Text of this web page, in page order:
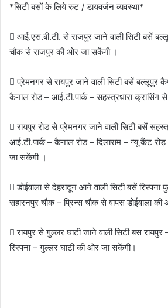
*सिटी बसों के लिये रुट / डायवर्जन व्यवस्था*
 आई.एस.बी.टी. से राजपुर जाने वाली सिटी बसें
चौक से राजपुर की ओर जा सकेंगी ।
 प्रेमनगर से रायपुर जाने वाली सिटी बसें बल्लूपुर
कैनाल रोड – आई.टी.पार्क – सहस्त्रधारा क्रासिंग
 रायपुर रोड से प्रेमनगर जाने वाली सिटी बसें
आई.टी.पार्क – कैनाल रोड – दिलाराम – न्यू कैंट
जा सकेंगी ।
 डोईवाला से देहरादून आने वाली सिटी बसें
सहारनपुर चौक – प्रिन्स चौक से वापस डोईवाला
 रायपुर से गुल्लर घाटी जाने वाली सिटी बस
रिस्पना – गुल्लर घाटी की ओर जा सकेंगी।